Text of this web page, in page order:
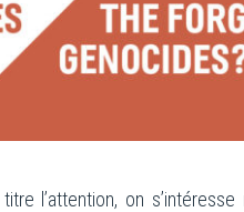
l’attention, on